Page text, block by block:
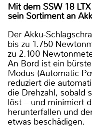
Mit dem SSW 18
sein Sortiment an
Der Akku-
bis zu 1.750
zu 2.100
An Bord ist ein
Modus (Automatic
reduziert die
die Drehzahl, sobald
löst – und minimiert
herunterfallen und
etwas beschädigen.